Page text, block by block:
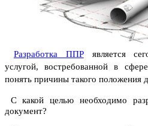
Разработка ППРявляется
услугой, востребованной в
понять причины такого положения
С какой целью необходимо
документ?